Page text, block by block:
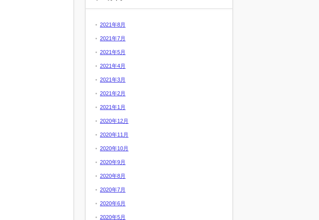
2021年8月
2021年7月
2021年5月
2021年4月
2021年3月
2021年2月
2021年1月
2020年12月
2020年11月
2020年10月
2020年9月
2020年8月
2020年7月
2020年6月
2020年5月